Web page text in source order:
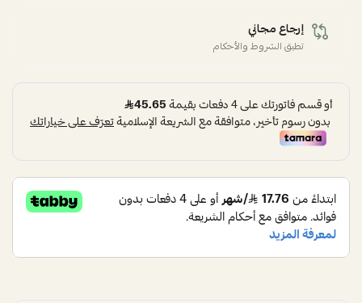
إرجاع مجاني
تطبق الشروط والأحكام